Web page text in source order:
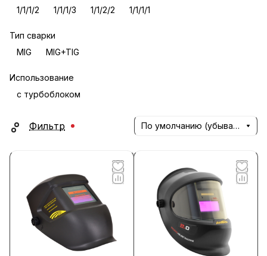
1/1/1/2
1/1/1/3 1/1/2/2 1/1/1/1
Тип сварки
MIG
MIG+TIG
Использование
с турбоблоком
Фильтр По умолчанию (убывание)